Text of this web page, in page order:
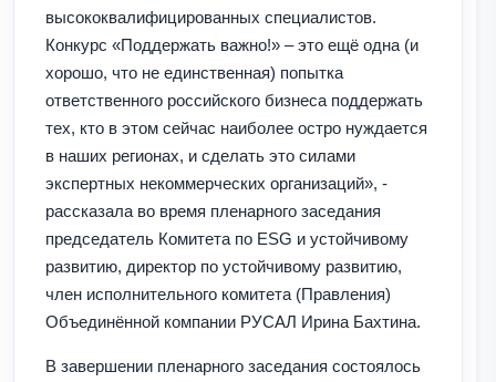
высококвалифицированных специалистов.
Конкурс «Поддержать важно!» – это ещё одна (и
хорошо, что не единственная) попытка
ответственного российского бизнеса поддержать
тех, кто в этом сейчас наиболее остро нуждается
в наших регионах, и сделать это силами
экспертных некоммерческих организаций», -
рассказала во время пленарного заседания
председатель Комитета по ESG и устойчивому
развитию, директор по устойчивому развитию,
член исполнительного комитета (Правления)
Объединённой компании РУСАЛ Ирина Бахтина.
В завершении пленарного заседания состоялось